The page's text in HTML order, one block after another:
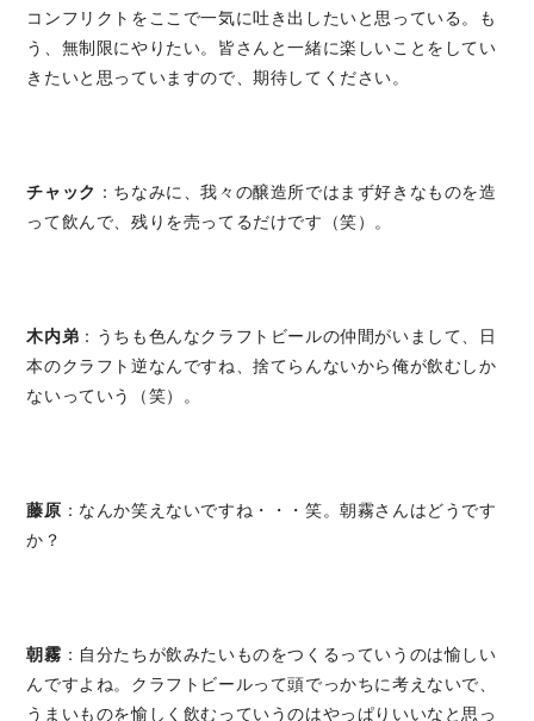
コンフリクトをここで一気に吐き出したいと思っている。も
う、無制限にやりたい。皆さんと一緒に楽しいことをしてい
きたいと思っていますので、期待してください。
チャック ：ちなみに、我々の醸造所ではまず好きなものを造
って飲んで、残りを売ってるだけです（笑）。
木内弟 ：うちも色んなクラフトビールの仲間がいまして、日
本のクラフト逆なんですね、捨てらんないから俺が飲むしか
ないっていう（笑）。
藤原 ：なんか笑えないですね・・・笑。朝霧さんはどうです
か？
朝霧 ：自分たちが飲みたいものをつくるっていうのは愉しい
んですよね。クラフトビールって頭でっかちに考えないで、
うまいものを愉しく飲むっていうのはやっぱりいいなと思っ